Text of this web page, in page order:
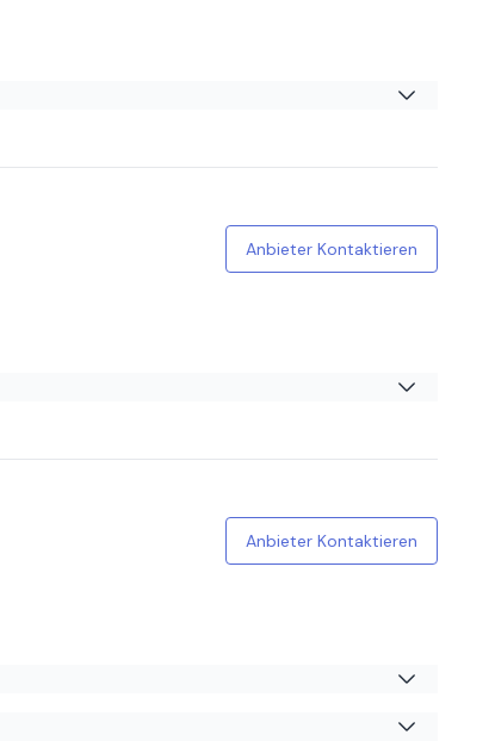
Probetraining hat mich überzeugt, Preis und
Anbieter Kontaktieren
Zeit und Motivation. Man kan dort duschen und
Anbieter Kontaktieren